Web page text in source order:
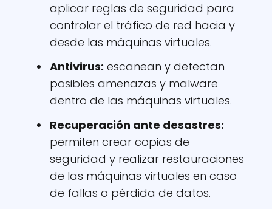
aplicar reglas de seguridad para
controlar el tráfico de red hacia y
desde las máquinas virtuales.
Antivirus: escanean y detectan
posibles amenazas y malware
dentro de las máquinas virtuales.
Recuperación ante desastres:
permiten crear copias de
seguridad y realizar restauraciones
de las máquinas virtuales en caso
de fallas o pérdida de datos.